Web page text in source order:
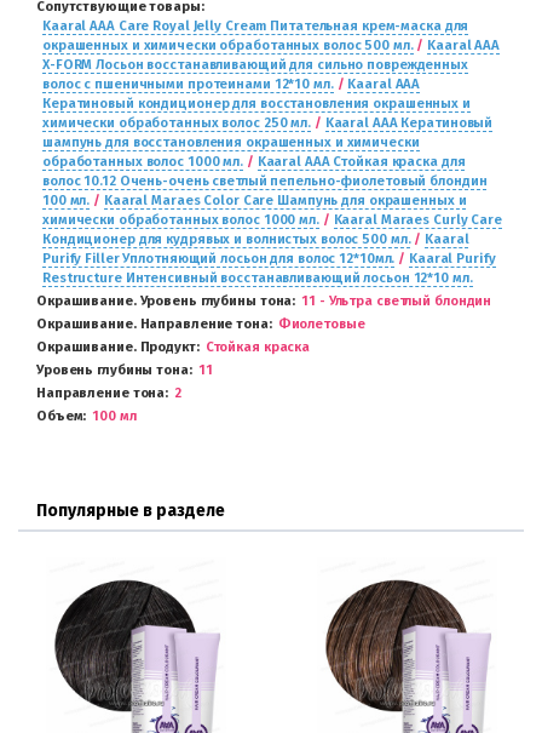
Сопутствующие товары
Kaaral AAA Care Royal Jelly Cream Питательная крем-маска для
окрашенных и химически обработанных волос 500 мл./ Kaaral AAA
X-FORM Лосьон восстанавливающий для сильно поврежденных
волос с пшеничными протеинами 12*10 мл./ Kaaral AAA
Кератиновый кондиционер для восстановления окрашенных и
химически обработанных волос 250 мл./ Kaaral AAA Кератиновый
шампунь для восстановления окрашенных и химически
обработанных волос 1000 мл./ Kaaral AAA Стойкая краска для
волос 10.12 Очень-очень светлый пепельно-фиолетовый блондин
100 мл. / Kaaral Maraes Color Care Шампунь для окрашенных и
химически обработанных волос 1000 мл./ Kaaral Maraes Curly Care
Кондиционер для кудрявых и волнистых волос 500 мл./ Kaaral
Purify Filler Уплотняющий лосьон для волос 12*10мл. / Kaaral Purify
Restructure Интенсивный восстанавливающий лосьон 12*10 мл.
Окрашивание. Уровень глубины тона
11 - Ультра светлый блондин
Окрашивание. Направление тона
Фиолетовые
Окрашивание. Продукт
Стойкая краска
Уровень глубины тона
11
Направление тона
2
Объем
100 мл
Популярные в разделе